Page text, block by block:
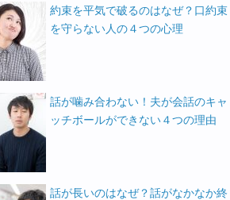
約束を平気で破るのはなぜ？口約束
を守らない人の４つの心理
話が噛み合わない！夫が会話のキャ
ッチボールができない４つの理由
話が長いのはなぜ？話がなかなか終